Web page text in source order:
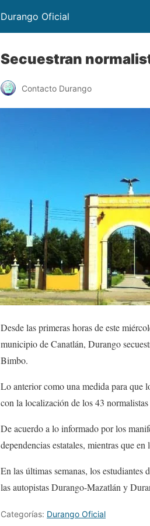
Durango Oficial
Secuestran
Contacto Durango
Desde las primeras horas de este
municipio de Canatlán, Durango
Bimbo.
Lo anterior como una medida para que
con la localización de los 43
De acuerdo a lo informado por los
dependencias estatales, mientras que
En las últimas semanas, los
las autopistas Durango-Mazatlán y
Categorías: Durango Oficial